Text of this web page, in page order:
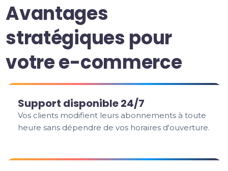
Avantages
stratégiques pour
votre e-commerce
Support disponible 24/7
Vos clients modifient leurs abonnements à toute
heure sans dépendre de vos horaires d'ouverture.